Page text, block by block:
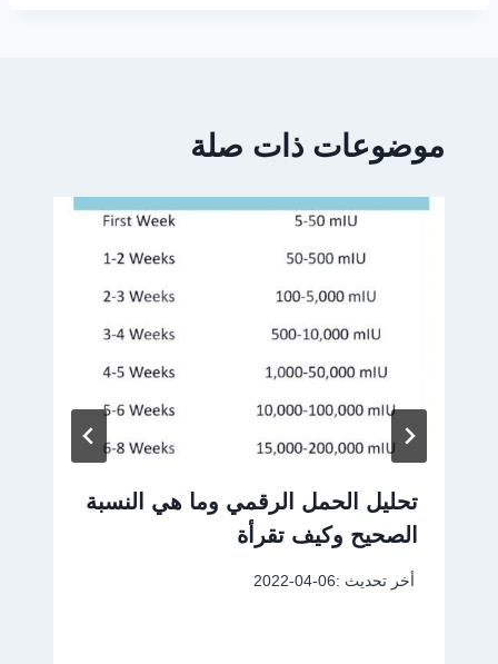
موضوعات ذات صلة
تحليل الحمل الرقمي وما هي النسبة
الصحيح وكيف تقرأة
أخر تحديث :2022-04-06